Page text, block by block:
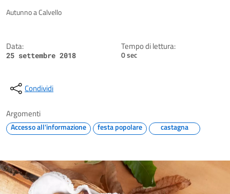
Dettagli della notizia
Autunno a Calvello
Data:
25 settembre 2018
Tempo di lettura:
0 sec
Condividi
Argomenti
Accesso all'informazione festa popolare castagna